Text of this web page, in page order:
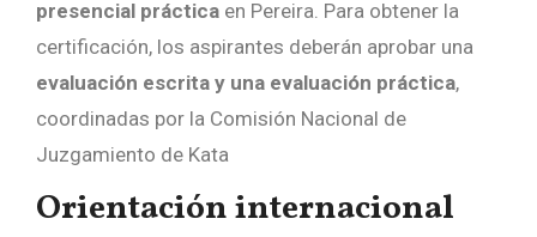
presencial práctica en Pereira. Para obtener la
certificación, los aspirantes deberán aprobar una
evaluación escrita y una evaluación práctica,
coordinadas por la Comisión Nacional de
Juzgamiento de Kata
Orientación internacional